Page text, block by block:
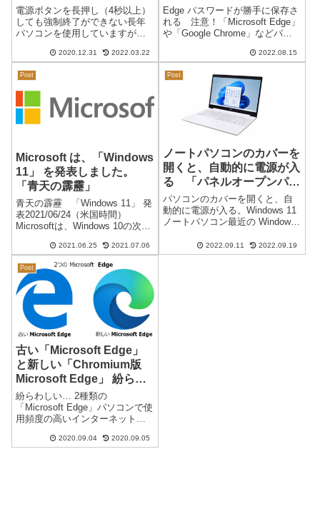
できない。
電源ボタンを長押し（4秒以上）
しても強制終了ができない長年
パソコンを使用していますが、
ので状況を記載します。症状：
源ランプ（充電ランプではな
い）は点灯するが画面が真っ黒
のまま起動し...
2020.12.31 2022.03.22
Edge パスワードが勝手に保存さ
れる 注意！「Microsoft Edge」
や「Google Chrome」などパス
ンする際にとても便利になりま
で複数のID・パスワードを使用
2022.08.15
Post
Microsoft は、「Windows
11」 を発表しました。
「青天の霹靂」
青天の霹靂 「Windows 11」 発
表2021/06/24（米国時間）
Microsoftは、Windows 10の次期
発表しました。次期バージョン
予定である 21H2 を Windows 11
に...
2021.06.25 2021.07.06
Post
ノートパソコンのカバーを
開くと、自動的に電源が入
る 「パネルオープンパワ
ーオン」
パソコンのカバーを開くと、自
動的に電源が入る。Windows 11
ノートパソコン最近の Windows
るノートパソコンでは、初期設
定の状態でパソコンのカバーを
2022.09.11 2022.09.19
Post
古い「Microsoft Edge」
と新しい「Chromium版
Microsoft Edge」 紛らわ
しい…2つの「Microsoft
Edge」
紛らわしい… 2種類の
「Microsoft Edge」パソコンで使
用頻度の高いインターネット閲
ります。その中でも、Microsoft
2020.09.04 2020.09.05